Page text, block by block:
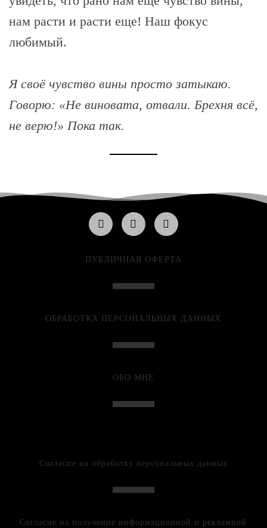
нам расти и расти еще! Наш фокус
любимый.
Я своё чувство вины просто затыкаю.
Говорю: «Не виновата, отвали. Брехня всё,
не верю!» Пока так.
ПУБЛИЧНАЯ ОФЕРТА
ОБРАБОТКА ПЕРСОНАЛЬНЫХ ДАННЫХ
ОБО МНЕ
Согласие на обработку персональных данных
Согласие на получение информационной и рекламной